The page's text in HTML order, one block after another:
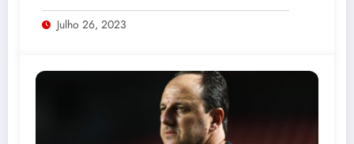
Julho 26, 2023